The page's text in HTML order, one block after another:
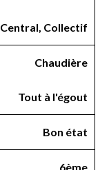
Central, Collectif
Chaudière
Tout à l'égout
Bon état
6ème